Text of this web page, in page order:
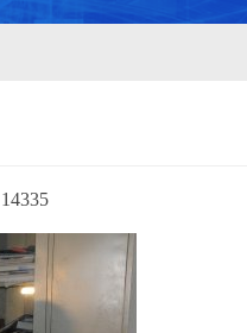
14335